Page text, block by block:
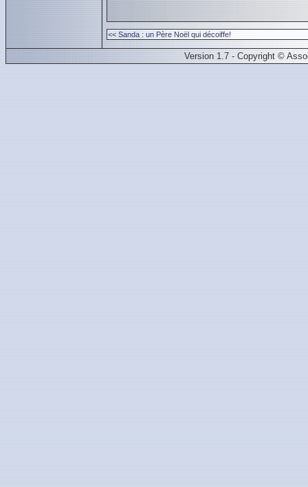
<< Sanda : un Père Noël qui décoiffe!
Version 1.7 - Copyright ©